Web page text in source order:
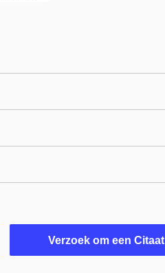
Verzoek om een Citaat